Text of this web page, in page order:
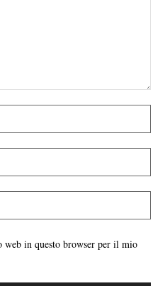
in questo browser per il mio